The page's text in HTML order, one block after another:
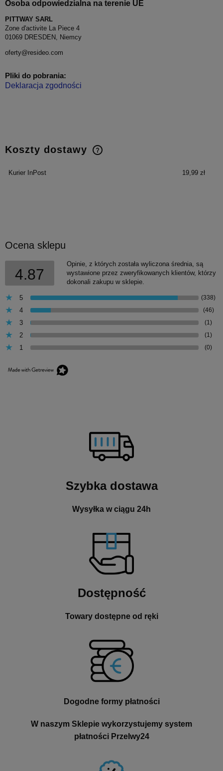
Osoba odpowiedzialna na terenie UE
PITTWAY SARL
Zone d'activite La Piece 4
01069 DRESDEN, Niemcy
oferty@resideo.com
Pliki do pobrania:
Deklaracja zgodności
Koszty dostawy
Cena nie zawiera ewentualnych kosztów płatności
Kurier InPost 19,99 zł
Ocena sklepu
4.87
Opinie, z których została wyliczona średnia, są
wystawione przez zweryfikowanych klientów, którzy
dokonali zakupu w sklepie.
5 (338)
4 (46)
3 (1)
2 (1)
1 (0)
Szybka dostawa
Wysyłka w ciągu 24h
Dostępność
Towary dostępne od ręki
Dogodne formy płatności
W naszym Sklepie wykorzystujemy system
płatności Przelwy24